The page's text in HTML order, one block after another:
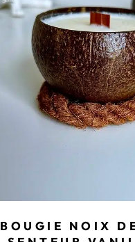
BOUGIE NOIX